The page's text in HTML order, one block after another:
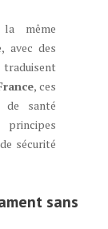
même
avec des
, ces
de santé
principes
sécurité
sans